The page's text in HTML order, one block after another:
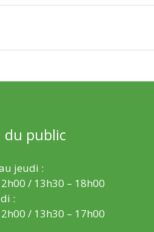
du public
jeudi :
/ 13h30 – 18h00
:
/ 13h30 – 17h00